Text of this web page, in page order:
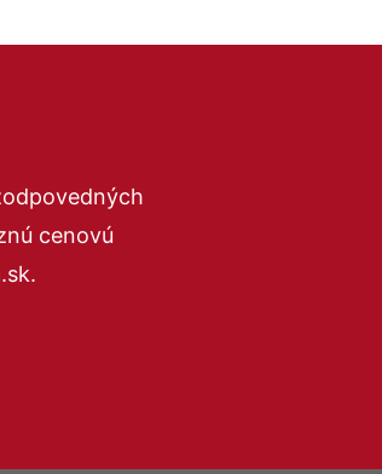
cenovú